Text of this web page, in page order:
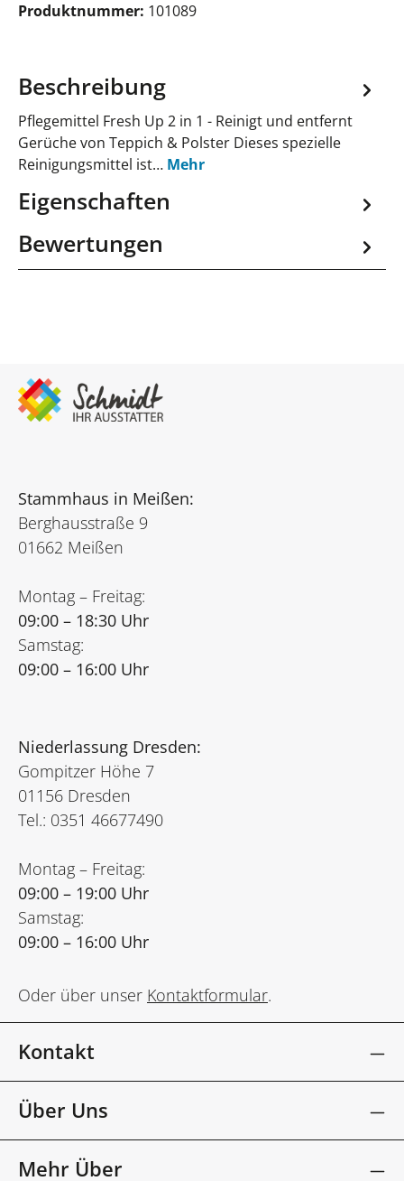
Produktnummer: 101089
Beschreibung
Pflegemittel Fresh Up 2 in 1 - Reinigt und entfernt
Gerüche von Teppich & Polster Dieses spezielle
Reinigungsmittel ist… Mehr
Eigenschaften
Bewertungen
Stammhaus in Meißen:
Berghausstraße 9
01662 Meißen
Montag – Freitag:
09:00 – 18:30 Uhr
Samstag:
09:00 – 16:00 Uhr
Niederlassung Dresden:
Gompitzer Höhe 7
01156 Dresden
Tel.: 0351 46677490
Montag – Freitag:
09:00 – 19:00 Uhr
Samstag:
09:00 – 16:00 Uhr
Oder über unser Kontaktformular.
Kontakt
Über Uns
Mehr Über